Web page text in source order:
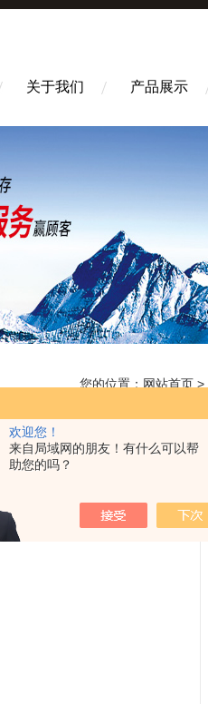
欢迎您！
来自局域网的朋友！有什么可以帮
助您的吗？
关于我们 产品展示
您的位置： 网站首页 >